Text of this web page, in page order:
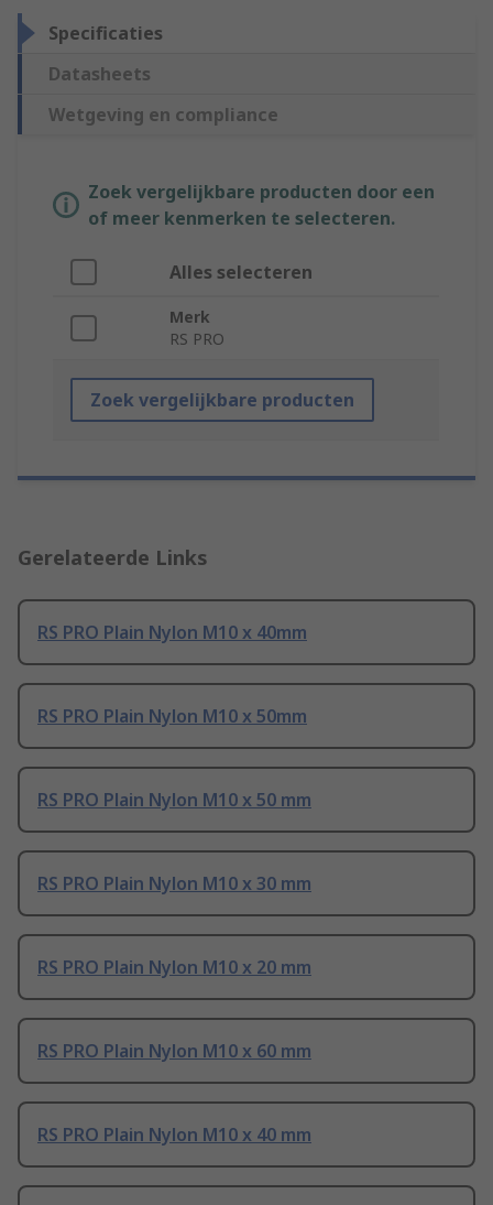
Specificaties
Datasheets
Wetgeving en compliance
Zoek vergelijkbare producten door een
of meer kenmerken te selecteren.
Alles selecteren
Merk
RS PRO
Zoek vergelijkbare producten
Gerelateerde Links
RS PRO Plain Nylon M10 x 40mm
RS PRO Plain Nylon M10 x 50mm
RS PRO Plain Nylon M10 x 50 mm
RS PRO Plain Nylon M10 x 30 mm
RS PRO Plain Nylon M10 x 20 mm
RS PRO Plain Nylon M10 x 60 mm
RS PRO Plain Nylon M10 x 40 mm